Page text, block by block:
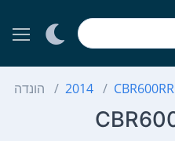
CBR600RR
2014 הונדה CBR600RR